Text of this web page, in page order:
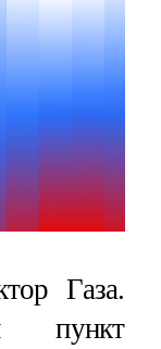
Газа.
пункт